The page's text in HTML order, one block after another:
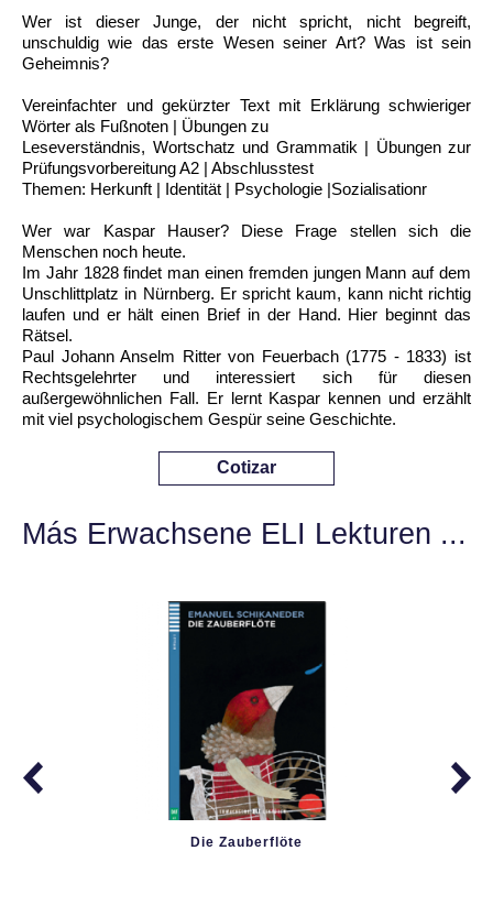
Wer ist dieser Junge, der nicht spricht, nicht begreift,
unschuldig wie das erste Wesen seiner Art? Was ist sein
Geheimnis?
Vereinfachter und gekürzter Text mit Erklärung schwieriger
Wörter als Fußnoten | Übungen zu
Leseverständnis, Wortschatz und Grammatik | Übungen zur
Prüfungsvorbereitung A2 | Abschlusstest
Themen: Herkunft | Identität | Psychologie |Sozialisationr
Wer war Kaspar Hauser? Diese Frage stellen sich die
Menschen noch heute.
Im Jahr 1828 findet man einen fremden jungen Mann auf dem
Unschlittplatz in Nürnberg. Er spricht kaum, kann nicht richtig
laufen und er hält einen Brief in der Hand. Hier beginnt das
Rätsel.
Paul Johann Anselm Ritter von Feuerbach (1775 - 1833) ist
Rechtsgelehrter und interessiert sich für diesen
außergewöhnlichen Fall. Er lernt Kaspar kennen und erzählt
mit viel psychologischem Gespür seine Geschichte.
Cotizar
Más Erwachsene ELI Lekturen ...
Die Zauberflöte